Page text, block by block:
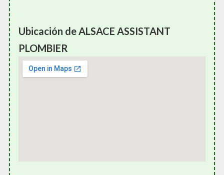
Ubicación de ALSACE ASSISTANT
PLOMBIER